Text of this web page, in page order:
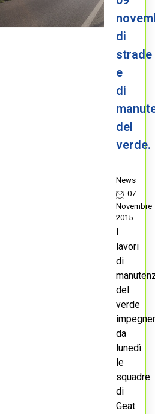
di
strade
e
di
del
verde.
News
07
Novembre
2015
I
lavori
di
del
verde
da
lunedì
le
squadre
di
Geat